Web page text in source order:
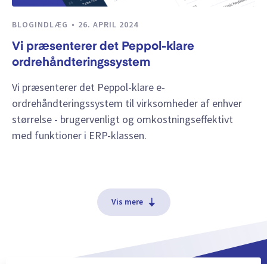
BLOGINDLÆG 26. APRIL 2024
Vi præsenterer det Peppol-klare
ordrehåndteringssystem
Vi præsenterer det Peppol-klare e-
ordrehåndteringssystem til virksomheder af enhver
størrelse - brugervenligt og omkostningseffektivt
med funktioner i ERP-klassen.
Vis mere